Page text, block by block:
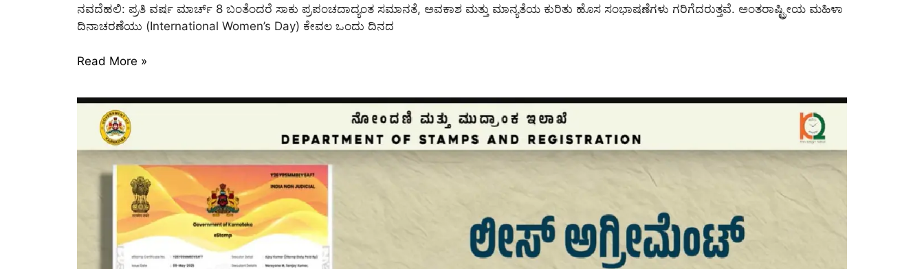
ನವದೆಹಲಿ: ಪ್ರತಿ ವರ್ಷ ಮಾರ್ಚ್ 8 ಬಂತೆಂದರೆ ಸಾಕು ಪ್ರಪಂಚದಾದ್ಯಂತ ಸಮಾನತೆ, ಅವಕಾಶ ಮತ್ತು ಮಾನ್ಯತೆಯ ಕುರಿತು ಹೊಸ ಸಂಭಾಷಣೆಗಳು ಗರಿಗೆದರುತ್ತವೆ. ಅಂತರಾಷ್ಟ್ರೀಯ ಮಹಿಳಾ
ದಿನಾಚರಣೆಯು (International Women’s Day) ಕೇವಲ ಒಂದು ದಿನದ
Read More »